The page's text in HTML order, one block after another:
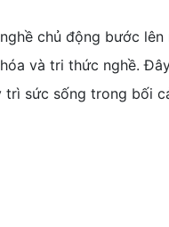
chủ động bước
và tri thức nghề.
sức sống trong bối